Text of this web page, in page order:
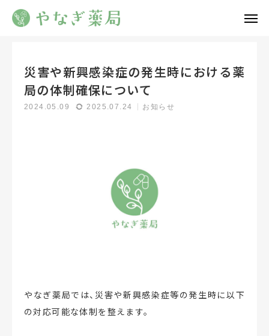
新着情報 お知らせ 災害や新興感染症の発生時における薬局の体制確保について
災害や新興感染症の発生時における薬
局の体制確保について
2024.05.09 2025.07.24 お知らせ
やなぎ薬局では、災害や新興感染症等の発生時に以下
の対応可能な体制を整えます。
メール 電話
新着情報